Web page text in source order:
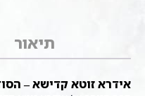
תיאור
אידרא זוטא קדישא –